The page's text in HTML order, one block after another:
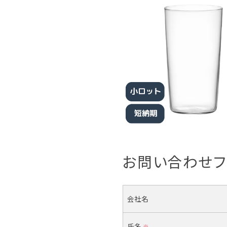
お問い合わせ
会社名